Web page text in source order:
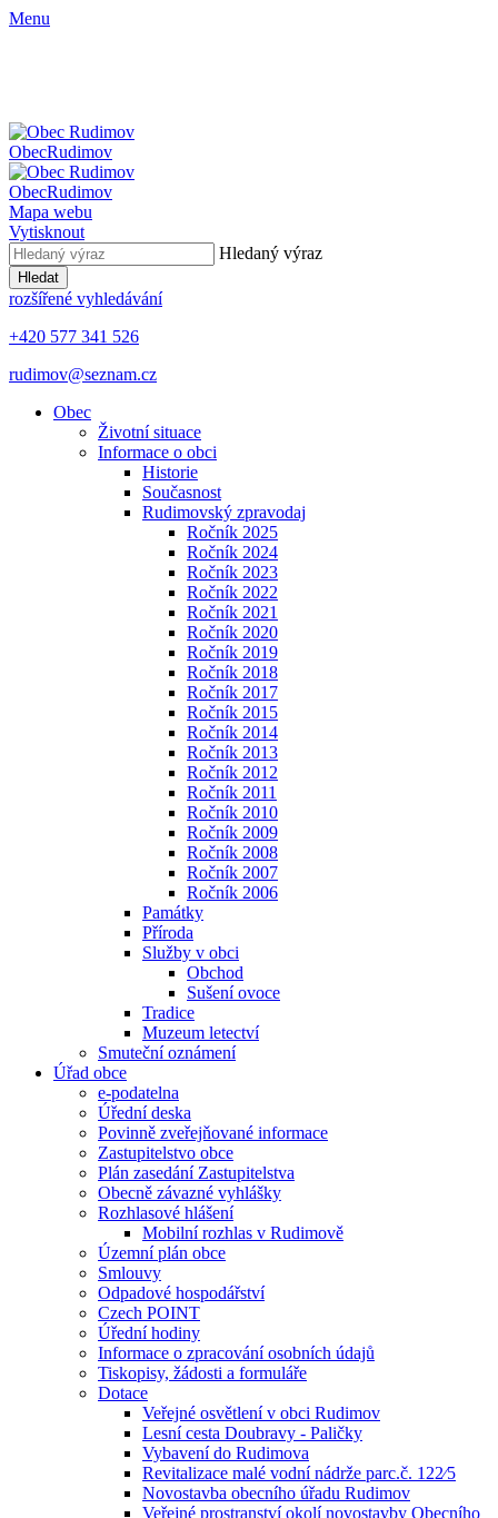
Menu
ObecRudimov
ObecRudimov
Mapa webu
Vytisknout
Hledaný výraz
Hledat
rozšířené vyhledávání
+420 577 341 526
rudimov@seznam.cz
Obec
Životní situace
Informace o obci
Historie
Současnost
Rudimovský zpravodaj
Ročník 2025
Ročník 2024
Ročník 2023
Ročník 2022
Ročník 2021
Ročník 2020
Ročník 2019
Ročník 2018
Ročník 2017
Ročník 2015
Ročník 2014
Ročník 2013
Ročník 2012
Ročník 2011
Ročník 2010
Ročník 2009
Ročník 2008
Ročník 2007
Ročník 2006
Památky
Příroda
Služby v obci
Obchod
Sušení ovoce
Tradice
Muzeum letectví
Smuteční oznámení
Úřad obce
e-podatelna
Úřední deska
Povinně zveřejňované informace
Zastupitelstvo obce
Plán zasedání Zastupitelstva
Obecně závazné vyhlášky
Rozhlasové hlášení
Mobilní rozhlas v Rudimově
Územní plán obce
Smlouvy
Odpadové hospodářství
Czech POINT
Úřední hodiny
Informace o zpracování osobních údajů
Tiskopisy, žádosti a formuláře
Dotace
Veřejné osvětlení v obci Rudimov
Lesní cesta Doubravy - Paličky
Vybavení do Rudimova
Revitalizace malé vodní nádrže parc.č. 122⁄5
Novostavba obecního úřadu Rudimov
Veřejné prostranství okolí novostavby Obecního